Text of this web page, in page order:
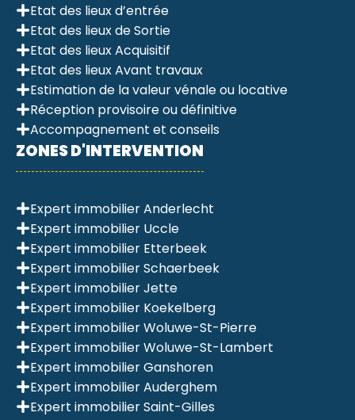
Etat des lieux d’entrée
Etat des lieux de Sortie
Etat des lieux Acquisitif
Etat des lieux Avant travaux
Estimation de la valeur vénale ou locative
Réception provisoire ou définitive
Accompagnement et conseils
ZONES D'INTERVENTION
Expert immobilier Anderlecht
Expert immobilier Uccle
Expert immobilier Etterbeek
Expert immobilier Schaerbeek
Expert immobilier Jette
Expert immobilier Koekelberg
Expert immobilier Woluwe-St-Pierre
Expert immobilier Woluwe-St-Lambert
Expert immobilier Ganshoren
Expert immobilier Auderghem
Expert immobilier Saint-Gilles